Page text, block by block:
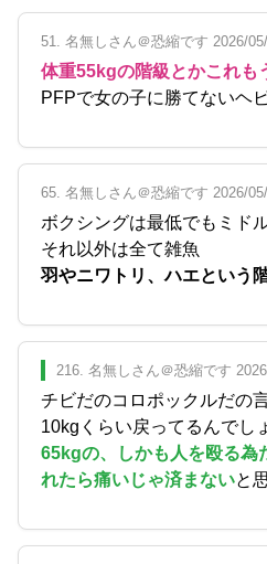
51. 名無しさん＠恐縮です 2026/
体重55kgの階級とかこれも
PFPで女の子に勝てないヘ
65. 名無しさん＠恐縮です 2026/
ボクシングは最低でもミド
それ以外は全て雑魚
羽やニワトリ、ハエという
216. 名無しさん＠恐縮です
チビだのコロポックルだの
10kgくらい戻ってるんでし
65kgの、しかも人を殴る為
れたら痛いじゃ済まないと